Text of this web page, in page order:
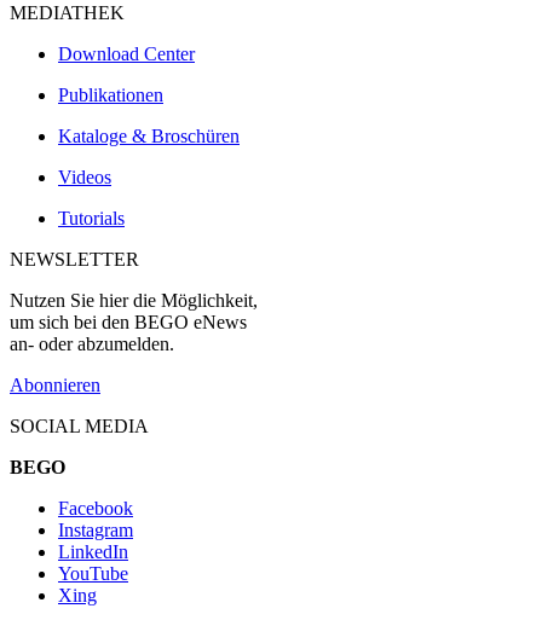
MEDIATHEK
Download Center
Publikationen
Kataloge & Broschüren
Videos
Tutorials
NEWSLETTER
Nutzen Sie hier die Möglichkeit,
um sich bei den BEGO eNews
an- oder abzumelden.
Abonnieren
SOCIAL MEDIA
BEGO
Facebook
Instagram
LinkedIn
YouTube
Xing